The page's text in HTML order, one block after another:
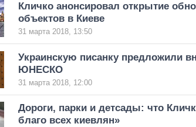
Кличко анонсировал открытие
объектов в Киеве
31 марта 2018, 13:50
Украинскую писанку предложили
ЮНЕСКО
31 марта 2018, 12:00
Дороги, парки и детсады: что
благо всех киевлян»